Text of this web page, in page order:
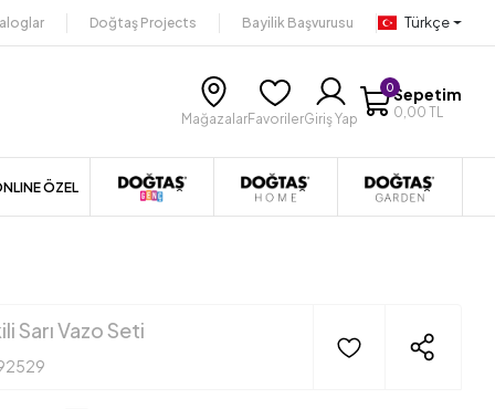
Doğtaş Projects Bayilik Başvurusu Türkçe
MağazalarFavorilerGiriş Yap
0Sepetim
0,00 TL
ÖZEL
Sarı Vazo Seti